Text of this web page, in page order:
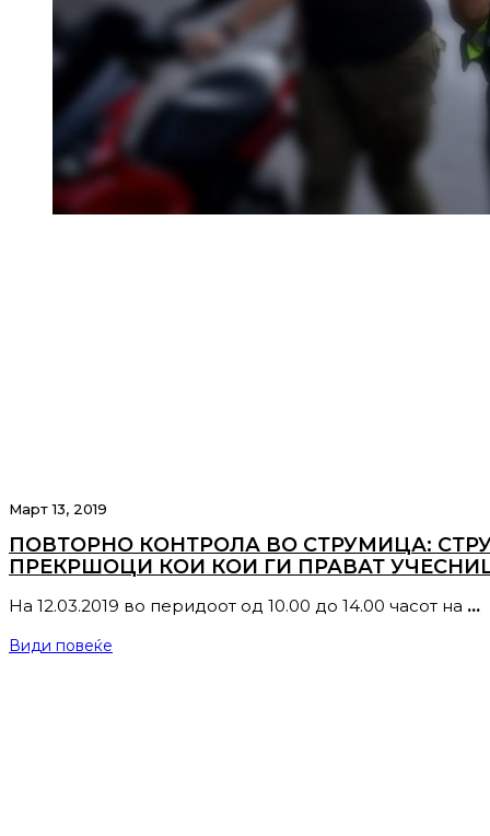
Март 13, 2019
ПОВТОРНО КОНТРОЛА ВО СТРУМИЦА:
ПРЕКРШОЦИ КОИ КОИ ГИ ПРАВАТ
На 12.03.2019 во перидоот од 10.00 до 14.00 часот на …
Види повеќе